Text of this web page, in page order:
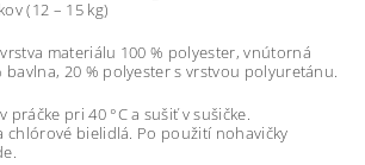
(12 – 15 kg)
materiálu 100 % polyester, vnútorná
bavlna, 20 % polyester s vrstvou polyuretánu.
práčke pri 40 °C a sušiť v sušičke.
chlórové bielidlá. Po použití nohavičky